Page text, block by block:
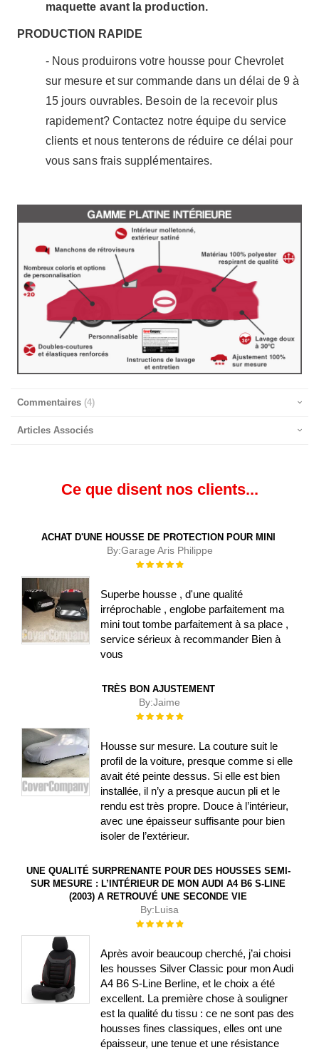
maquette avant la production.
PRODUCTION RAPIDE
- Nous produirons votre housse pour Chevrolet
sur mesure et sur commande dans un délai de 9 à
15 jours ouvrables. Besoin de la recevoir plus
rapidement? Contactez notre équipe du service
clients et nous tenterons de réduire ce délai pour
vous sans frais supplémentaires.
Commentaires 4
Articles Associés
Ce que disent nos clients...
ACHAT D'UNE HOUSSE DE PROTECTION POUR MINI
By:Garage Aris Philippe
Évaluation :
Superbe housse , d'une qualité
irréprochable , englobe parfaitement ma
mini tout tombe parfaitement à sa place ,
service sérieux à recommander Bien à
vous
TRÈS BON AJUSTEMENT
By:Jaime
Évaluation :
Housse sur mesure. La couture suit le
profil de la voiture, presque comme si elle
avait été peinte dessus. Si elle est bien
installée, il n’y a presque aucun pli et le
rendu est très propre. Douce à l’intérieur,
avec une épaisseur suffisante pour bien
isoler de l’extérieur.
UNE QUALITÉ SURPRENANTE POUR DES HOUSSES SEMI-
SUR MESURE : L’INTÉRIEUR DE MON AUDI A4 B6 S-LINE
(2003) A RETROUVÉ UNE SECONDE VIE
By:Luisa
Évaluation :
Après avoir beaucoup cherché, j’ai choisi
les housses Silver Classic pour mon Audi
A4 B6 S-Line Berline, et le choix a été
excellent. La première chose à souligner
est la qualité du tissu : ce ne sont pas des
housses fines classiques, elles ont une
épaisseur, une tenue et une résistance